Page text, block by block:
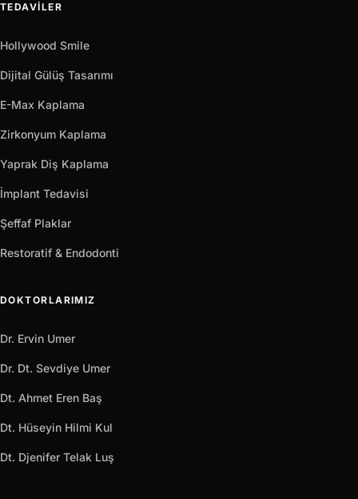
Russia
+7
Hemen
TEDAVILER
Hollywood Smile
Dijital Gülüş Tasarımı
E-Max Kaplama
Zirkonyum Kaplama
Yaprak Diş Kaplama
İmplant Tedavisi
Şeffaf Plaklar
Restoratif & Endodonti
DOKTORLARIMIZ
Dr. Ervin Umer
Dr. Dt. Sevdiye Umer
Dt. Ahmet Eren Baş
Dt. Hüseyin Hilmi Kul
Dt. Djenifer Telak Luş